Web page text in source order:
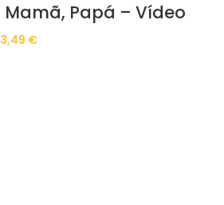
Mamã, Papá – Vídeo
3,49 €